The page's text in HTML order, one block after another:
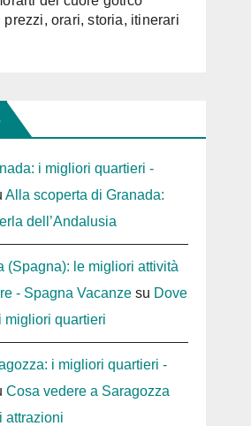
prezzi, orari, storia, itinerari
i migliori quartieri -
Alla scoperta di Granada:
dell’Andalusia
(Spagna): le migliori attività
- Spagna Vacanze su Dove
migliori quartieri
i migliori quartieri -
Cosa vedere a Saragozza
attrazioni